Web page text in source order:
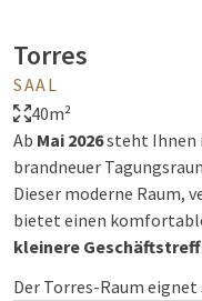
Torres
SAAL
40m²
Ab Mai 2026steht Ihnen
brandneuer
Dieser moderne Raum,
bietet einen
kleinere
Der Torres-Raum